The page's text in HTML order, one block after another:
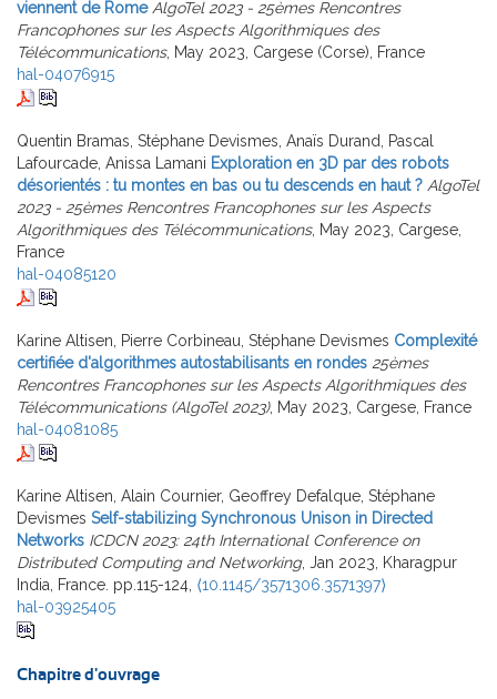
viennent de Rome AlgoTel 2023 - 25èmes Rencontres
Francophones sur les Aspects Algorithmiques des
Télécommunications, May 2023, Cargese (Corse), France
hal-04076915
Quentin Bramas, Stéphane Devismes, Anaïs Durand, Pascal
Lafourcade, Anissa Lamani Exploration en 3D par des robots
désorientés : tu montes en bas ou tu descends en haut ? AlgoTel
2023 - 25èmes Rencontres Francophones sur les Aspects
Algorithmiques des Télécommunications, May 2023, Cargese,
France
hal-04085120
Karine Altisen, Pierre Corbineau, Stéphane Devismes Complexité
certifiée d'algorithmes autostabilisants en rondes 25èmes
Rencontres Francophones sur les Aspects Algorithmiques des
Télécommunications (AlgoTel 2023), May 2023, Cargese, France
hal-04081085
Karine Altisen, Alain Cournier, Geoffrey Defalque, Stéphane
Devismes Self-stabilizing Synchronous Unison in Directed
Networks ICDCN 2023: 24th International Conference on
Distributed Computing and Networking, Jan 2023, Kharagpur
India, France. pp.115-124, ⟨10.1145/3571306.3571397⟩
hal-03925405
Chapitre d'ouvrage